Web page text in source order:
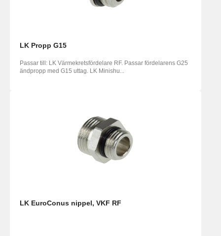
LK Propp G15
Passar till: LK Värmekretsfördelare RF. Passar fördelarens G25
ändpropp med G15 uttag. LK Minishu...
LK EuroConus nippel, VKF RF